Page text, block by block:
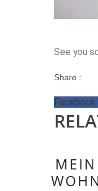
See you
Share :
Facebook